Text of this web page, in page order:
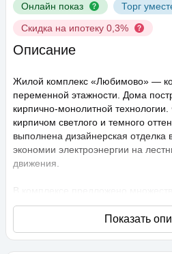
Онлайн показ
Торг
Скидка на ипотеку 0,3%
Описание
Жилой комплекс «Любимово» —
переменной этажности. Дома
кирпично-монолитной
кирпичом светлого и темного
выполнена дизайнерская отделка
экономии электроэнергии на
движения.
В комплексе предложено
решений: в наличии квартиры, как
европланировки. Они сдаются с
высота потолков составляет 2,75